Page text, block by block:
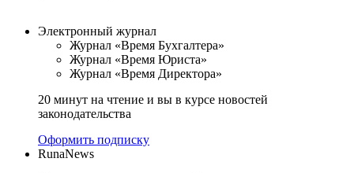
Электронный журнал
Журнал «Время Бухгалтера»
Журнал «Время Юриста»
Журнал «Время Директора»
20 минут на чтение и вы в курсе новостей
законодательства
Оформить подписку
RunaNews